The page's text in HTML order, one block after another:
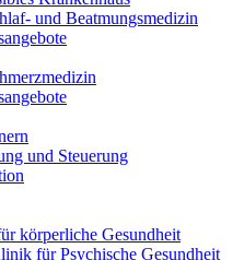
und Beatmungsmedizin
und Steuerung
körperliche Gesundheit
für Psychische Gesundheit